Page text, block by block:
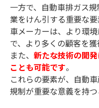
一方で、自動車排ガス
業をけん引する重要な
車メーカーは、より環
で、より多くの顧客を獲
また、 新たな技術の開
ことも可能です。
これらの要素が、自動
規制が重要な意義を持つ